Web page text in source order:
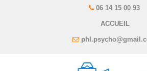
06 14 15 00 93
ACCUEIL